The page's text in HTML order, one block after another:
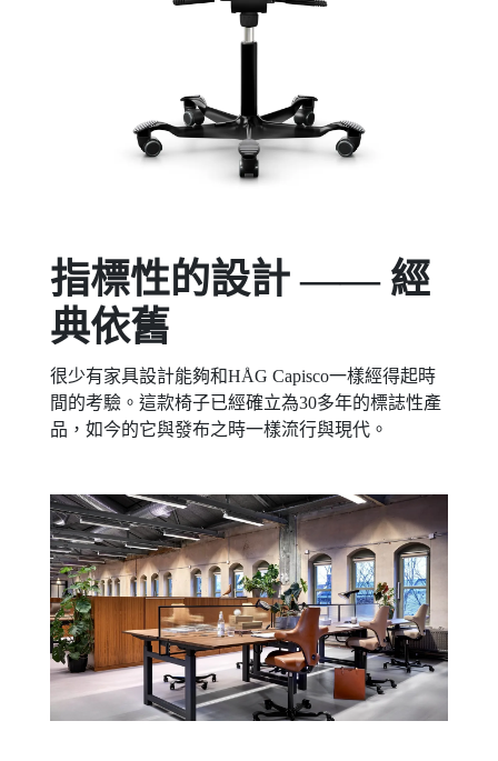
指標性的設計 —— 經
典依舊
很少有家具設計能夠和HÅG Capisco一樣經得起時
間的考驗。這款椅子已經確立為30多年的標誌性產
品，如今的它與發布之時一樣流行與現代。